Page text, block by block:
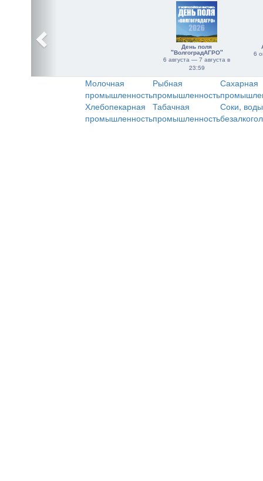
День поля
"ВолгоградАГРО"
6 августа — 7 августа в
23:59
6
Молочная
промышленность
Рыбная
промышленность
Сахарная
Хлебопекарная
промышленность
Табачная
промышленность
Соки,